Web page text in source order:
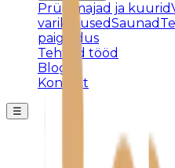
Prügimajad ja kuurid
varikatusedSaunad
paigaldus
Tehtud tööd
Blogi
Kontakt
☰
Posti ei